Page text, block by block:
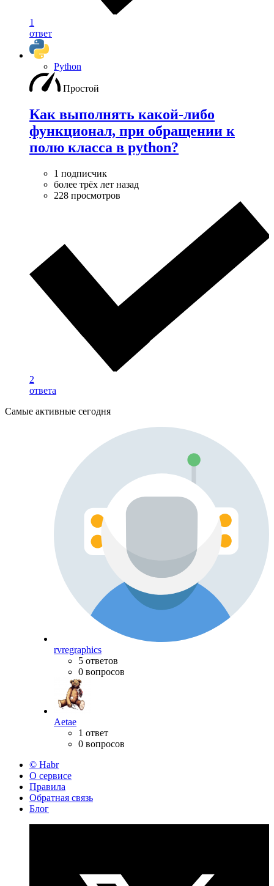
1
ответ
Python
Простой
Как выполнять какой-либо
функционал, при обращении к
полю класса в python?
1 подписчик
более трёх лет назад
228 просмотров
2
ответа
Самые активные сегодня
rvregraphics
5 ответов
0 вопросов
Aetae
1 ответ
0 вопросов
© Habr
О сервисе
Правила
Обратная связь
Блог